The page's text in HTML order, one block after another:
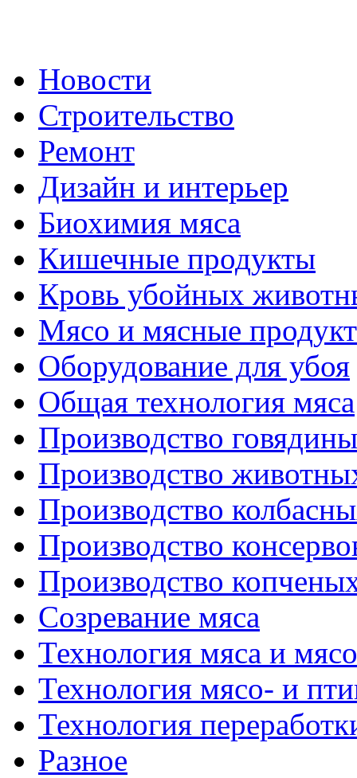
Новости
Строительство
Ремонт
Дизайн и интерьер
Биохимия мяса
Кишечные продукты
Кровь убойных
Мясо и мясные
Оборудование для убоя
Общая технология мяса
Производство говядины
Производство
Производство
Производство
Производство
Созревание мяса
Технология мяса и
Технология мясо- и
Технология
Разное